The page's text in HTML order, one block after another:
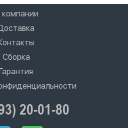
Сборка
20-01-80